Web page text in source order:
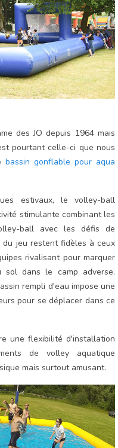
des JO depuis 1964 mais
pourtant celle-ci que nous
bassin gonflable pour aqua
estivaux, le volley-ball
stimulante combinant les
ball avec les défis de
du jeu restent fidèles à ceux
rivalisant pour marquer
dans le camp adverse.
rempli d'eau impose une
pour se déplacer dans ce
une flexibilité d'installation
de volley aquatique
mais surtout amusant.